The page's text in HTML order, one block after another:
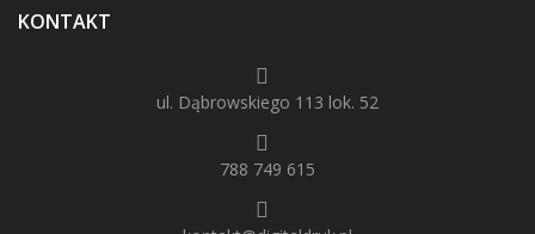
KONTAKT
ul. Dąbrowskiego 113 lok. 52
788 749 615